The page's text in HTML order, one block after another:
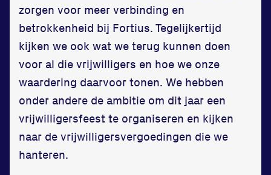
Locatie
Sportpark Reeweg
Halmaheiraplein 35
3312 GH Dordrecht
Bekijk locatie
zorgen voor meer verbinding en
betrokkenheid bij Fortius. Tegelijkertijd
kijken we ook wat we terug kunnen doen
voor al die vrijwilligers en hoe we onze
waardering daarvoor tonen. We hebben
onder andere de ambitie om dit jaar een
vrijwilligersfeest te organiseren en kijken
naar de vrijwilligersvergoedingen die we
hanteren.